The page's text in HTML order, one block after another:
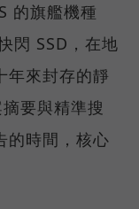
的旗艦機種
閃 SSD，在地
年來封存的靜
要與精準搜
的時間，核心